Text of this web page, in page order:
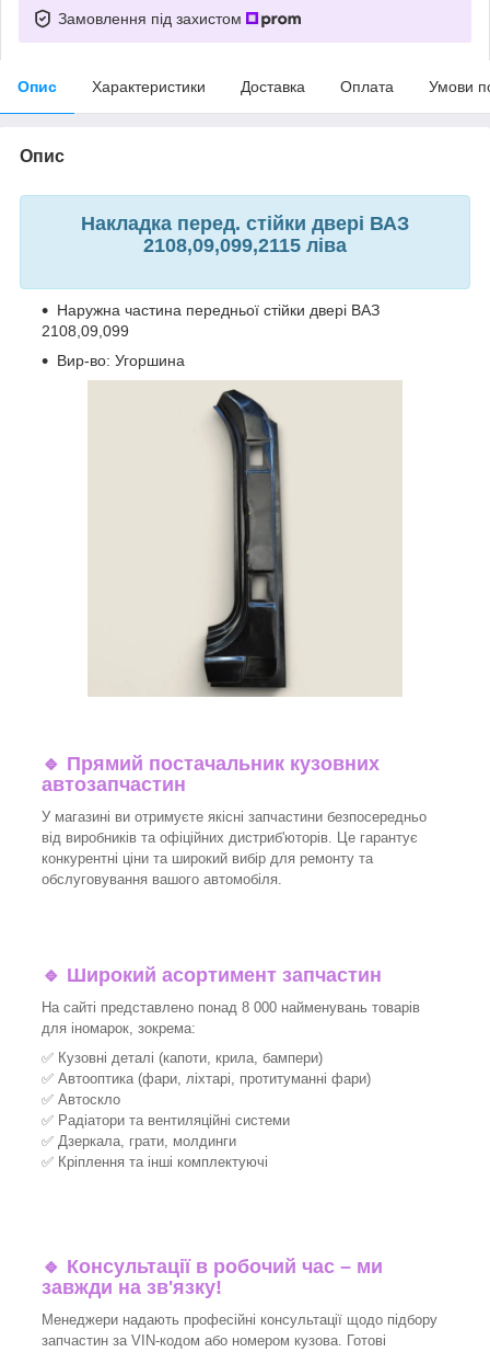
Замовлення під захистом
Опис Характеристики Доставка Оплата Умови
Опис
Накладка перед. стійки двері ВАЗ
2108,09,099,2115 ліва
Наружна частина передньої стійки двері ВАЗ
2108,09,099
Вир-во: Угоршина
🔹 Прямий постачальник кузовних
автозапчастин
У магазині ви отримуєте якісні запчастини безпосередньо
від виробників та офіційних дистриб'юторів. Це гарантує
конкурентні ціни та широкий вибір для ремонту та
обслуговування вашого автомобіля.
🔹 Широкий асортимент запчастин
На сайті представлено понад 8 000 найменувань товарів
для іномарок, зокрема:
✅ Кузовні деталі (капоти, крила, бампери)
✅ Автооптика (фари, ліхтарі, протитуманні фари)
✅ Автоскло
✅ Радіатори та вентиляційні системи
✅ Дзеркала, грати, молдинги
✅ Кріплення та інші комплектуючі
🔹 Консультації в робочий час – ми
завжди на зв'язку!
Менеджери надають професійні консультації щодо підбору
запчастин за VIN-кодом або номером кузова. Готові